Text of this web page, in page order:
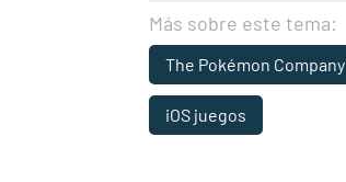
Más sobre este tema:
The Pokémon Company
iOS juegos